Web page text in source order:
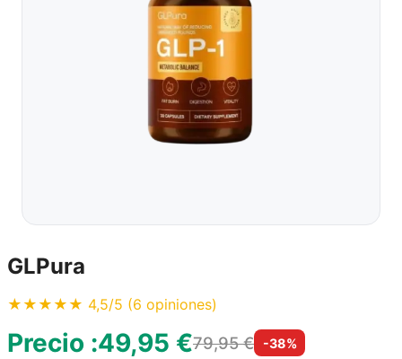
GLPura
★★★★★ 4,5/5 (6 opiniones)
Precio :49,95 €79,95 € -38%